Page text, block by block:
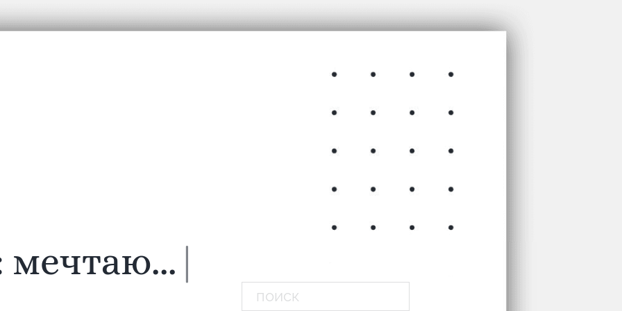
мечтаю... |
Поиск